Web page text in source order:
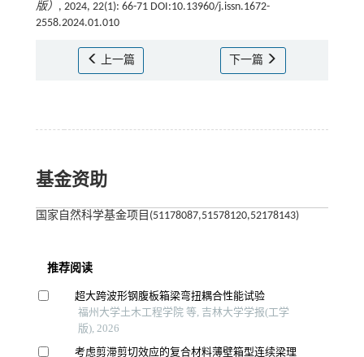
版） , 2024, 22(1): 66-71 DOI:10.13960/j.issn.1672-
2558.2024.01.010
上一篇 下一篇
基金资助
国家自然科学基金项目(51178087,51578120,52178143)